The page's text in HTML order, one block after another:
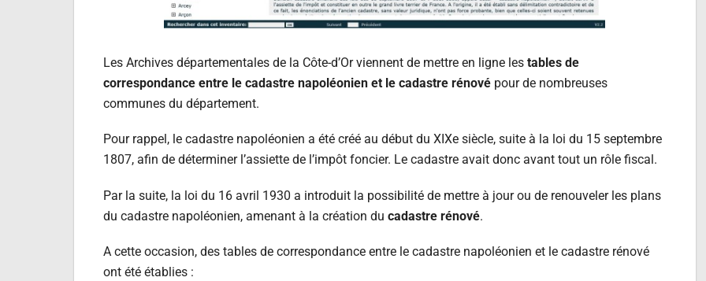
Les Archives départementales de la Côte-d’Or viennent de mettre en ligne lestables de
correspondance entre le cadastre napoléonien et le cadastre rénové pour de nombreuses
communes du département.
Pour rappel, le cadastre napoléonien a été créé au début du XIXe siècle, suite à la loi du 15 septembre
1807, afin de déterminer l’assiette de l’impôt foncier. Le cadastre avait donc avant tout un rôle fiscal.
Par la suite, la loi du 16 avril 1930 a introduit la possibilité de mettre à jour ou de renouveler les plans
du cadastre napoléonien, amenant à la création ducadastre rénové.
A cette occasion, des tables de correspondance entre le cadastre napoléonien et le cadastre rénové
ont été établies :